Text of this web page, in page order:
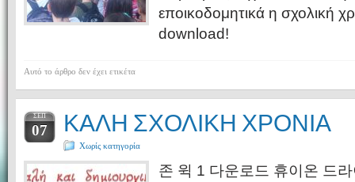
εποικοδομητικά η σχολική
download!
Αυτό το άρθρο δεν έχει ετικέτα
ΣΕΠ
07 ΚΑΛΗ ΣΧΟΛΙΚΗ ΧΡΟΝΙΑ
Χωρίς κατηγορία
존 윅 1 다운로드 휴이온 드